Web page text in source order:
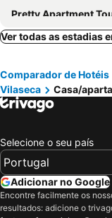
Pretty Apartment
Centric Rentalmar
Santa Rosa - Pinar -
Rentalmar Felix
M10 Salou
Reus y MAr Salou
Las Palmas VII
Riscos 2 With Communal Pool,
Homes & Go Mare
Ver todas as estadias
Comparador de Hotéis
Vilaseca
Casa/
Selecione o seu país
Adicionar no Google
Encontre facilmente os
resultados: adicione o